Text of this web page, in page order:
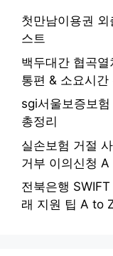
첫만남이용권
스트
백두대간 협곡
통편 & 소요시간
sgi서울보증보
총정리
실손보험 거절
거부 이의신청
전북은행
래 지원 팁 A to